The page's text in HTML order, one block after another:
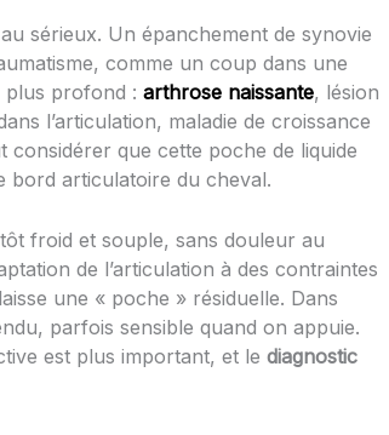
sérieux. Un épanchement de synovie
comme un coup dans une
plus profond : arthrose naissante, lésion
l’articulation, maladie de croissance
considérer que cette poche de liquide
bord articulatoire du cheval.
froid et souple, sans douleur au
de l’articulation à des contraintes
une « poche » résiduelle. Dans
parfois sensible quand on appuie.
est plus important, et le diagnostic